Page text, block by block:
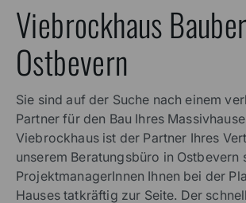
Viebrockhaus
Ostbevern
Sie sind auf der Suche nach einem
Partner für den Bau Ihres
Viebrockhaus ist der Partner Ihres
unserem Beratungsbüro in Ostbevern
ProjektmanagerInnen Ihnen bei der
Hauses tatkräftig zur Seite. Der